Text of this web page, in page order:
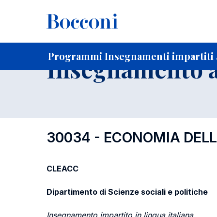
Programmi Insegnamenti impartiti
Home Per studenti iscritti
Insegnamento
30034 - ECONOMIA
CLEACC
Dipartimento di Scienze sociali e politiche
Insegnamento impartito in lingua italiana